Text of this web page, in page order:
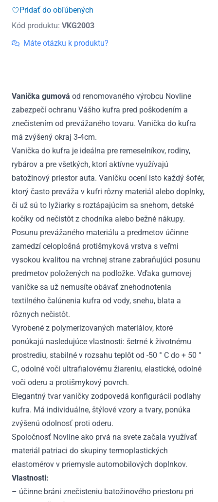
do
gumová
Novline
poloha
2018
-
2023
Pridať do obľúbených
Kód produktu: VKG2003
Máte otázku k produktu?
Vanička gumová od renomovaného výrobcu Novline
zabezpečí ochranu Vášho kufra pred poškodením a
znečistením od prevážaného tovaru. Vanička do kufra
má zvýšený okraj 3-4cm.
Vanička do kufra je ideálna pre remeselníkov, rodiny,
rybárov a pre všetkých, ktorí aktívne využívajú
batožinový priestor auta. Vaničku ocení isto každý šofér,
ktorý často preváža v kufri rôzny materiál alebo doplnky,
či už sú to lyžiarky s roztápajúcim sa snehom, detské
kočíky od nečistôt z chodníka alebo bežné nákupy.
Posunu prevážaného materiálu a predmetov účinne
zamedzí celoplošná protišmyková vrstva s veľmi
vysokou kvalitou na vrchnej strane zabraňujúci posunu
predmetov položených na podložke. Vďaka gumovej
vaničke sa už nemusíte obávať znehodnotenia
textilného čalúnenia kufra od vody, snehu, blata a
rôznych nečistôt.
Vyrobené z polymerizovaných materiálov, ktoré
ponúkajú nasledujúce vlastnosti: šetrné k životnému
prostrediu, stabilné v rozsahu teplôt od -50 ° C do + 50 °
С, odolné voči ultrafialovému žiareniu, elastické, odolné
voči oderu a protišmykový povrch.
Elegantný tvar vaničky zodpovedá konfigurácii podlahy
kufra. Má individuálne, štýlové vzory a tvary, ponúka
zvýšenú odolnosť proti oderu.
Spoločnosť Novline ako prvá na svete začala využívať
materiál patriaci do skupiny termoplastických
elastomérov v priemysle automobilových doplnkov.
Vlastnosti:
– účinne bráni znečisteniu batožinového priestoru pri